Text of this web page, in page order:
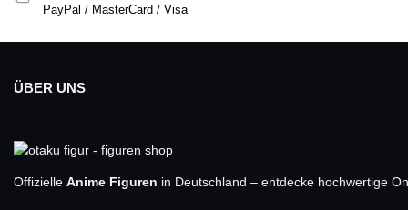
PayPal / MasterCard / Visa
ÜBER UNS
Offizielle Anime Figuren in Deutschland – entdecke hochwertige